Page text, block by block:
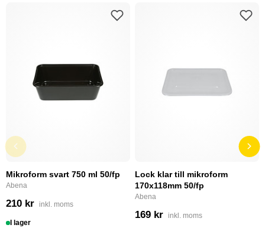
Mikroform svart 750 ml 50/fp
Abena
210 kr inkl. moms
I lager
Lock klar till mikroform
170x118mm 50/fp
Abena
169 kr inkl. moms